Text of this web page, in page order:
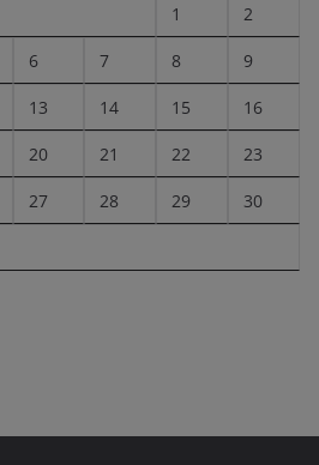
1 2
6 7 8 9
13 14 15 16
20 21 22 23
27 28 29 30